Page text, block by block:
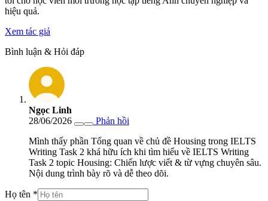
hiệu quả.
Xem tác giả
Bình luận & Hỏi đáp
Ngọc Linh
28/06/2026
Phản hồi
Mình thấy phần Tổng quan về chủ đề Housing trong IELTS
Writing Task 2 khá hữu ích khi tìm hiểu về IELTS Writing
Task 2 topic Housing: Chiến lược viết & từ vựng chuyên sâu.
Nội dung trình bày rõ và dễ theo dõi.
Họ tên *